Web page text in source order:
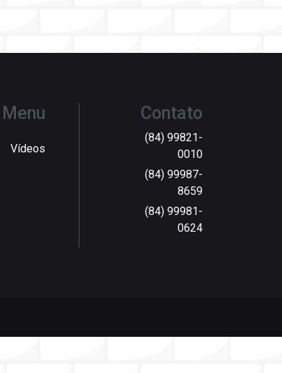
Menu
Vídeos
Contato
(84) 99821-
0010
(84) 99987-
8659
(84) 99981-
0624